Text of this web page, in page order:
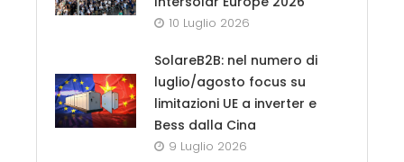
10 Luglio 2026
SolareB2B: nel numero di
luglio/agosto focus su
limitazioni UE a inverter e
Bess dalla Cina
9 Luglio 2026